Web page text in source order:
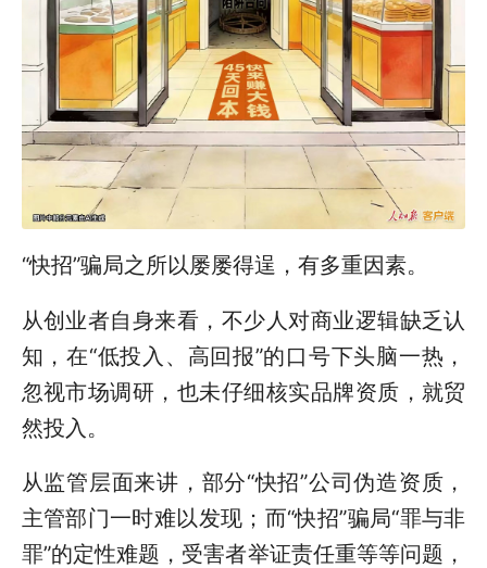
“快招”骗局之所以屡屡得逞，有多重因素。
从创业者自身来看，不少人对商业逻辑缺乏认
知，在“低投入、高回报”的口号下头脑一热，
忽视市场调研，也未仔细核实品牌资质，就贸
然投入。
从监管层面来讲，部分“快招”公司伪造资质，
主管部门一时难以发现；而“快招”骗局“罪与非
罪”的定性难题，受害者举证责任重等等问题，